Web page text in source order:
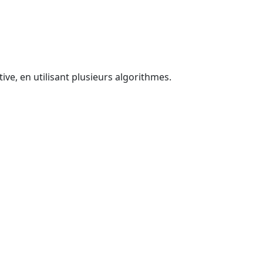
en utilisant plusieurs algorithmes.